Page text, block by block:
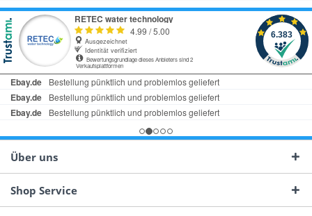
Über uns
Shop Service